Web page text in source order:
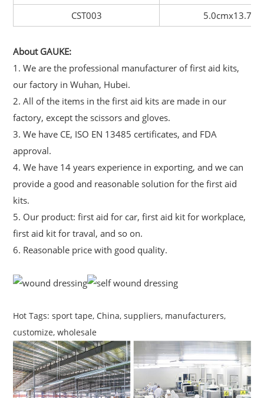
CST003
5.0cmx13.7m
About GAUKE:
1. We are the professional manufacturer of first aid kits,
our factory in Wuhan, Hubei.
2. All of the items in the first aid kits are made in our
factory, except the scissors and gloves.
3. We have CE, ISO EN 13485 certificates, and FDA
approval.
4. We have 14 years experience in exporting, and we can
provide a good and reasonable solution for the first aid
kits.
5. Our product: first aid for car, first aid kit for workplace,
first aid kit for traval, and so on.
6. Reasonable price with good quality.
Hot Tags: sport tape, China, suppliers, manufacturers,
customize, wholesale